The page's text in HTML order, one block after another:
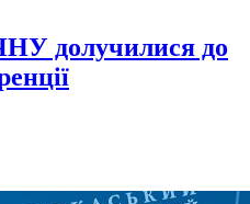
долучилися до